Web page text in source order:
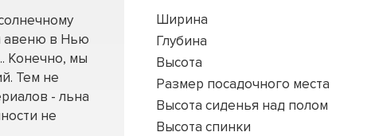
авеню в Нью
Конечно, мы
Тем не
- льна
не
Ширина
Глубина
Высота
Размер посадочного места
Высота сиденья над полом
Высота спинки